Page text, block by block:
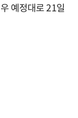
예정대로 21일